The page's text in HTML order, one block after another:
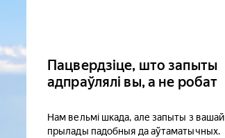
Пацвердзіце, што запыты
адпраўлялі вы, а не робат
Нам вельмі шкада, але запыты з вашай
прылады падобныя да аўтаматычных.